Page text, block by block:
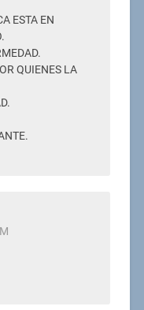
ESTA EN
QUIENES LA